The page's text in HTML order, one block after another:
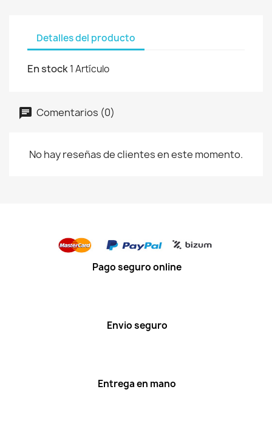
Detalles del producto
En stock1 Artículo
Comentarios (0)
No hay reseñas de clientes en este momento.
Pago seguro online
Envio seguro
Entrega en mano